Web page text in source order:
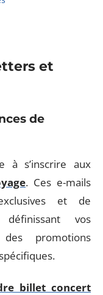
et
de
à s’inscrire aux
. Ces e-mails
et de
vos
promotions
billet concert